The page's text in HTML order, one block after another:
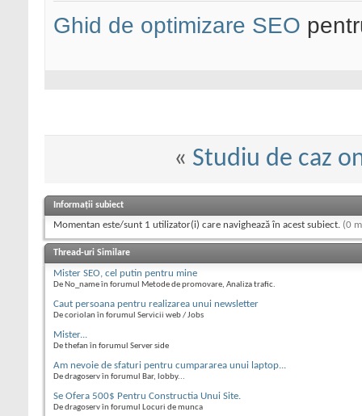
Ghid de optimizare SEO
« Studiu de caz
Informații subiect
Momentan este/sunt 1 utilizator(i) care navighează în acest subiect. (0
Thread-uri Similare
Mister SEO, cel putin pentru mine
De No_name în forumul Metode de promovare, Analiza trafic.
Caut persoana pentru realizarea unui newsletter
De coriolan în forumul Servicii web / Jobs
Mister...
De thefan în forumul Server side
Am nevoie de sfaturi pentru cumpararea unui laptop...
De dragoserv în forumul Bar, lobby...
Se Ofera 500$ Pentru Constructia Unui Site.
De dragoserv în forumul Locuri de munca